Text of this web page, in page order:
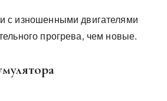
с изношенными двигателями
прогрева‚ чем новые.